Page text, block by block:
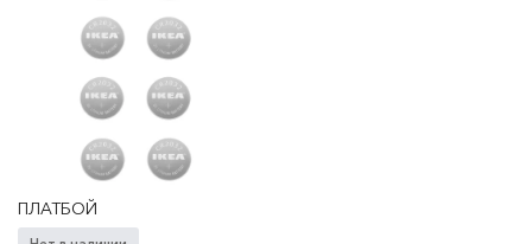
ПЛАТБОЙ